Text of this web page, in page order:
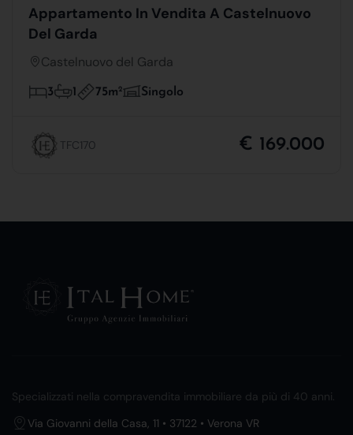
Appartamento In Vendita A Castelnuovo
Del Garda
Castelnuovo del Garda
3 1 75m2 Singolo
TFC170 € 169.000
Specializzati nella compravendita immobiliare da più di 40 anni.
Via Giovanni della Casa, 11 • 37122 • Verona VR